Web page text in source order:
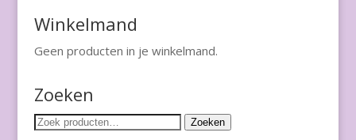
Winkelmand
Geen producten in je winkelmand.
Zoeken
Zoeken
Zoeken